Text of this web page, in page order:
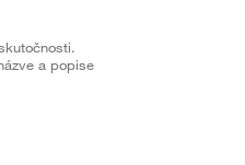
a popise